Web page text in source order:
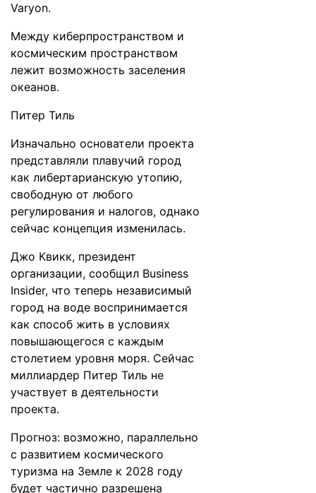
Varyon.
Между киберпространством и
космическим пространством
лежит возможность заселения
океанов.
Питер Тиль
Изначально основатели проекта
представляли плавучий город
как либертарианскую утопию,
свободную от любого
регулирования и налогов, однако
сейчас концепция изменилась.
Джо Квикк, президент
организации, сообщил Business
Insider, что теперь независимый
город на воде воспринимается
как способ жить в условиях
повышающегося с каждым
столетием уровня моря. Сейчас
миллиардер Питер Тиль не
участвует в деятельности
проекта.
Прогноз: возможно, параллельно
с развитием космического
туризма на Земле к 2028 году
будет частично разрешена